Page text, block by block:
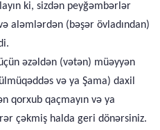
ki, sizdən peyğəmbərlər
aləmlərdən (bəşər övladından)
əzəldən (vətən) müəyyən
və ya Şama) daxil
qorxub qaçmayın və ya
çəkmiş halda geri dönərsiniz.